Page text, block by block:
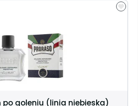
po goleniu (linia niebieska)